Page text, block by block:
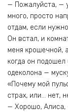
— Пожалуйста, —
много, просто
отдам, если
Он встал, и
меня крошечной,
когда он
одеколона —
«Почему мой
страх, или… нет,
— Хорошо, Алиса,